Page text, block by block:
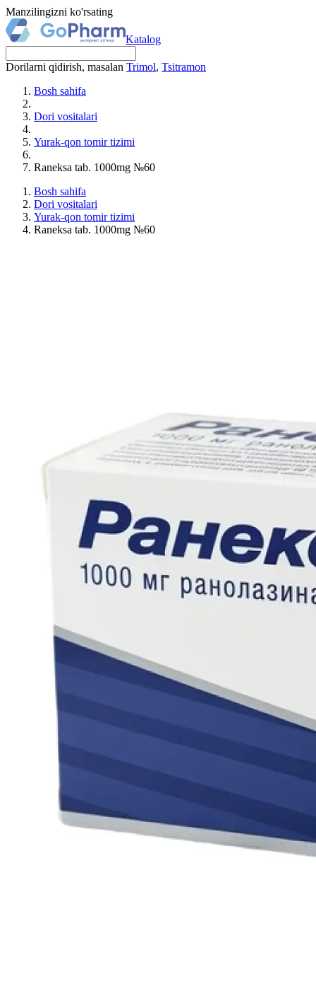
Manzilingizni ko'rsating
Katalog
Dorilarni qidirish, masalan Trimol, Tsitramon
Bosh sahifa
Dori vositalari
Yurak-qon tomir tizimi
Raneksa tab. 1000mg №60
Bosh sahifa
Dori vositalari
Yurak-qon tomir tizimi
Raneksa tab. 1000mg №60